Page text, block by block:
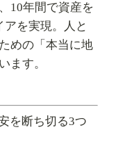
10年間で資産を
を実現。人と
めの「本当に地
ます。
を断ち切る3つ